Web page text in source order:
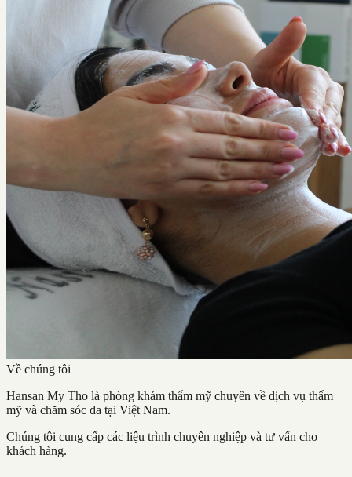
Về chúng tôi
Hansan My Tho là phòng khám thẩm mỹ chuyên về dịch vụ thẩm
mỹ và chăm sóc da tại Việt Nam.
Chúng tôi cung cấp các liệu trình chuyên nghiệp và tư vấn cho
khách hàng.